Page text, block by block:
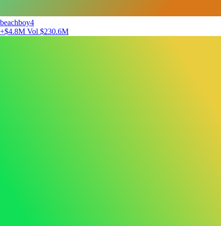
beachboy4
+$4.8M Vol $230.6M